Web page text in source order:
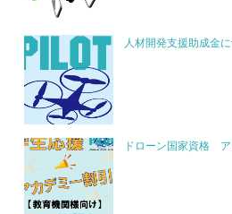
人材開発支援助成金
ドローン国家資格